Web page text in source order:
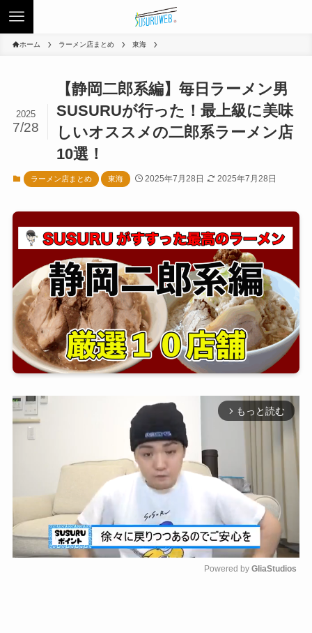
ホーム ラーメン店まとめ 東海
【静岡二郎系編】毎日ラーメン男
SUSURUが行った！最上級に美味
しいオススメの二郎系ラーメン店
10選！
2025
7/28
ラーメン店まとめ 東海 2025年7月28日 2025年7月28日
arrow_forward_ios もっと読む
Powered by GliaStudios